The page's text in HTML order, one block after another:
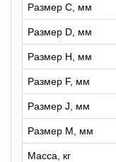
Размер C, мм
Размер D, мм
Размер H, мм
Размер F, мм
Размер J, мм
Размер M, мм
Масса, кг